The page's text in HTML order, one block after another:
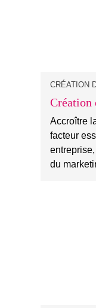
CRÉATION
Création
Accroître
facteur
du